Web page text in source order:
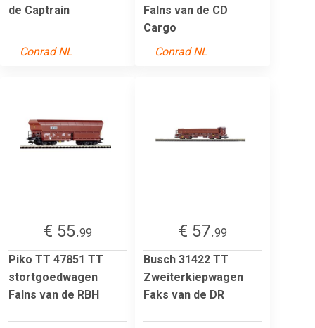
de Captrain
Conrad NL
Falns van de CD
Cargo
Conrad NL
€ 55.99
Piko TT 47851 TT
stortgoedwagen
Falns van de RBH
€ 57.99
Busch 31422 TT
Zweiterkiepwagen
Faks van de DR